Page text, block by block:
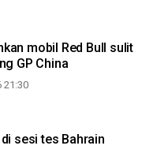
mobil Red Bull sulit
GP China
21:30
sesi tes Bahrain